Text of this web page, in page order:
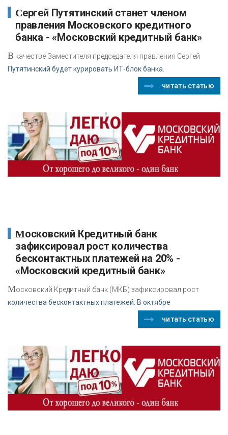
Сергей Путятинский станет членом
правления Московского кредитного
банка - «Московский кредитный банк»
В качестве Заместителя председателя правления Сергей
Путятинский будет курировать ИТ-блок банка.
читать статью
Московский Кредитный банк
зафиксировал рост количества
бесконтактных платежей на 20% -
«Московский кредитный банк»
Московский Кредитный банк (МКБ) зафиксировал рост
количества бесконтактных платежей. В октябре
читать статью